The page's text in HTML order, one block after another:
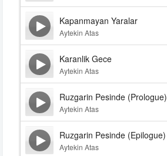
Kapanmayan Yaralar
Aytekin Atas
Karanlik Gece
Aytekin Atas
Ruzgarin Pesinde (Prologue)
Aytekin Atas
Ruzgarin Pesinde (Epilogue)
Aytekin Atas